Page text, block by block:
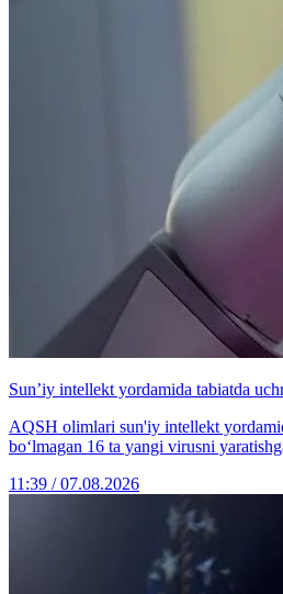
Sun’iy intellekt yordamida tabiatda
AQSH olimlari sun'iy intellekt
bo‘lmagan 16 ta yangi virusni
11:39 / 07.08.2026